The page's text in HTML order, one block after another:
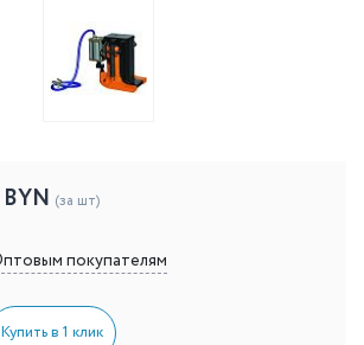
BYN (за шт)
Оптовым покупателям
Купить в 1 клик